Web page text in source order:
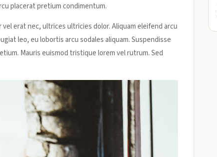
placerat pretium condimentum.
erat nec, ultrices ultricies dolor. Aliquam eleifend arcu
leo, eu lobortis arcu sodales aliquam. Suspendisse
Mauris euismod tristique lorem vel rutrum. Sed